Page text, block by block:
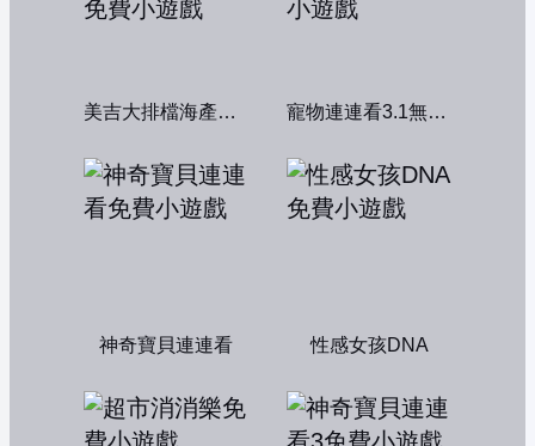
美吉大排檔海產店：中文版 寵物連連看3.1無敵版
神奇寶貝連連看 性感女孩DNA